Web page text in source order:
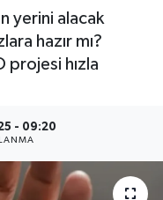
yerini alacak
hazır mı?
projesi hızla
- 09:20